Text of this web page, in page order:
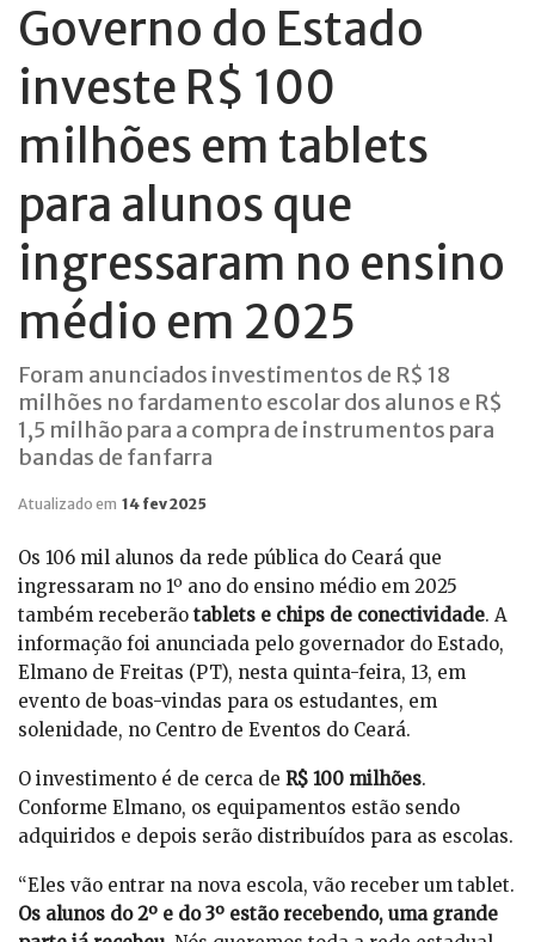
Governo do Estado
investe R$ 100
milhões em tablets
para alunos que
ingressaram no ensino
médio em 2025
Foram anunciados investimentos de R$ 18
milhões no fardamento escolar dos alunos e R$
1,5 milhão para a compra de instrumentos para
bandas de fanfarra
Atualizado em 14 fev 2025
Os 106 mil alunos da rede pública do Ceará que
ingressaram no 1º ano do ensino médio em 2025
também receberão tablets e chips de conectividade. A
informação foi anunciada pelo governador do Estado,
Elmano de Freitas (PT), nesta quinta-feira, 13, em
evento de boas-vindas para os estudantes, em
solenidade, no Centro de Eventos do Ceará.
O investimento é de cerca de R$ 100 milhões.
Conforme Elmano, os equipamentos estão sendo
adquiridos e depois serão distribuídos para as escolas.
“Eles vão entrar na nova escola, vão receber um tablet.
Os alunos do 2º e do 3º estão recebendo, uma grande